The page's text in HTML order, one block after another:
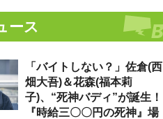
ース
「バイトしない？」佐倉(西
畑大吾)＆花森(福本莉
子)、“死神バディ”が誕生！
『時給三〇〇円の死神』場